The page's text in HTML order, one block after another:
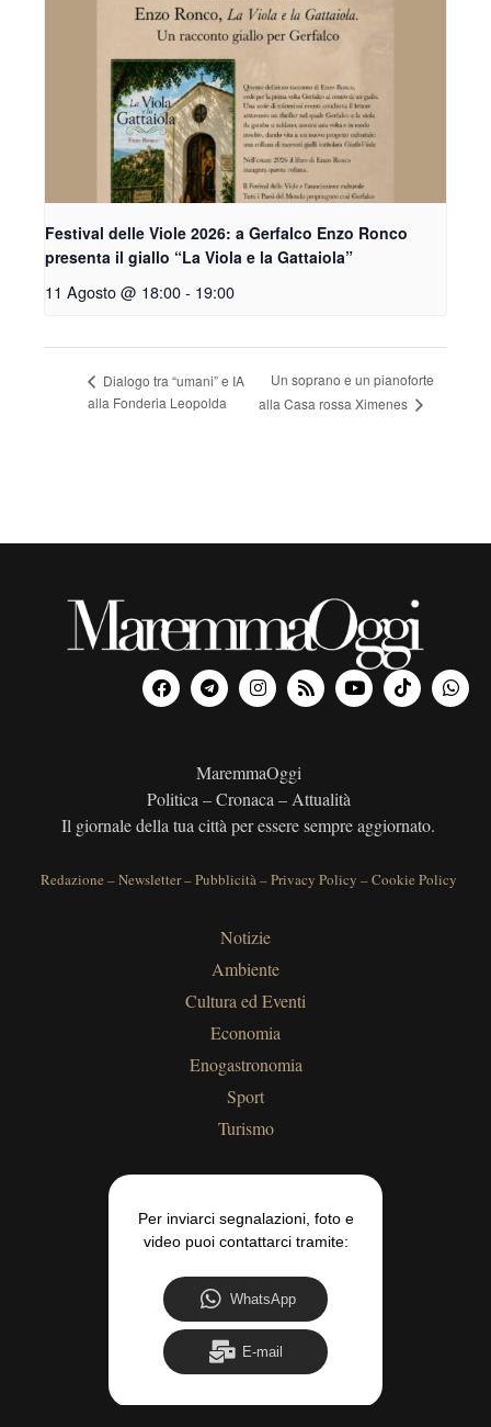
Festival delle Viole 2026: a Gerfalco Enzo Ronco
presenta il giallo “La Viola e la Gattaiola”
11 Agosto @ 18:00- 19:00
Dialogo tra “umani” e IA
alla Fonderia Leopolda
Un soprano e un pianoforte
alla Casa rossa Ximenes
MaremmaOggi
Politica – Cronaca – Attualità
Il giornale della tua città per essere sempre aggiornato.
Redazione –Newsletter–Pubblicità–Privacy Policy –Cookie Policy
Notizie
Ambiente
Cultura ed Eventi
Economia
Enogastronomia
Sport
Turismo
Per inviarci segnalazioni, foto e
video puoi contattarci tramite:
WhatsApp
E-mail